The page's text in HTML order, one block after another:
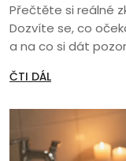
Přečtěte si reálné
Dozvíte se, co
a na co si dát
ČTI DÁL